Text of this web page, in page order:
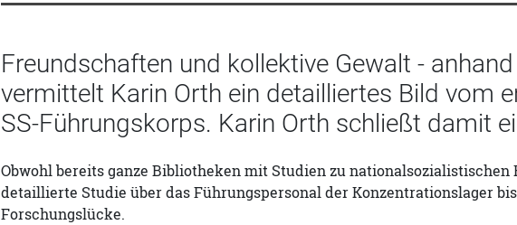
Freundschaften und kollektive Gewalt -
vermittelt Karin Orth ein detailliertes Bild vom
SS-Führungskorps. Karin Orth schließt damit
Obwohl bereits ganze Bibliotheken mit Studien zu
detaillierte Studie über das Führungspersonal der Konzentrationslager
Forschungslücke.